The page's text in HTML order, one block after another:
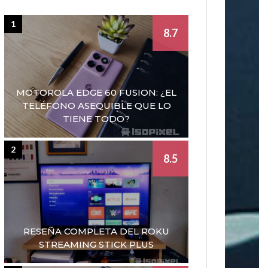
MOTOROLA EDGE 60 FUSION: ¿EL
TELÉFONO ASEQUIBLE QUE LO
TIENE TODO?
8.7
1
RESEÑA COMPLETA DEL ROKU
STREAMING STICK PLUS
8.5
2